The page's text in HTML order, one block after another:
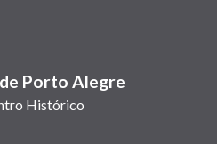
Porto Alegre
Histórico